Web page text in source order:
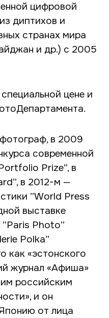
цифровой
диптихов и
странах мира
и др.) с 2005
цене и
в 2009
современной
Prize”, в
в 2012-м —
”World Press
выставке
Photo”
Polka”
как «эстонского
журнал «Афиша»
российским
и он
от лица